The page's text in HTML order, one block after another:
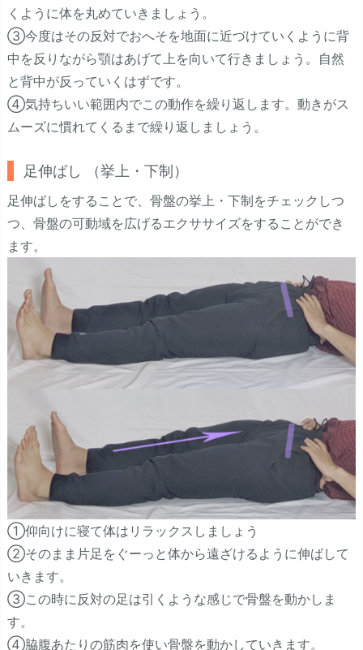
くように体を丸めていきましょう。
③今度はその反対でおへそを地面に近づけていくように背
中を反りながら顎はあげて上を向いて行きましょう。自然
と背中が反っていくはずです。
④気持ちいい範囲内でこの動作を繰り返します。動きがス
ムーズに慣れてくるまで繰り返しましょう。
足伸ばし （挙上・下制）
足伸ばしをすることで、骨盤の挙上・下制をチェックしつ
つ、骨盤の可動域を広げるエクササイズをすることができ
ます。
①仰向けに寝て体はリラックスしましょう
②そのまま片足をぐーっと体から遠ざけるように伸ばして
いきます。
③この時に反対の足は引くような感じで骨盤を動かしま
す。
④脇腹あたりの筋肉を使い骨盤を動かしていきます。